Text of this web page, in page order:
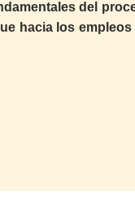
del
hacia los